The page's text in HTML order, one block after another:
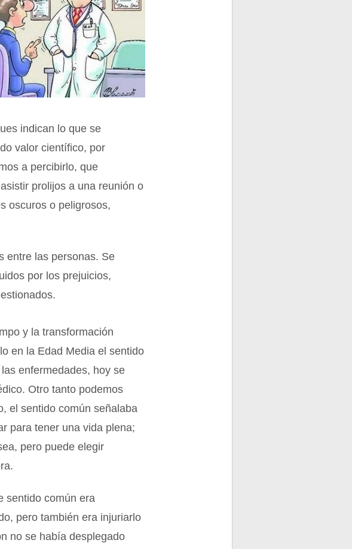
indican lo que se
valor científico, por
a percibirlo, que
prolijos a una reunión o
oscuros o peligrosos,
entre las personas. Se
por los prejuicios,
y la transformación
en la Edad Media el sentido
enfermedades, hoy se
Otro tanto podemos
el sentido común señalaba
para tener una vida plena;
pero puede elegir
sentido común era
pero también era injuriarlo
no se había desplegado